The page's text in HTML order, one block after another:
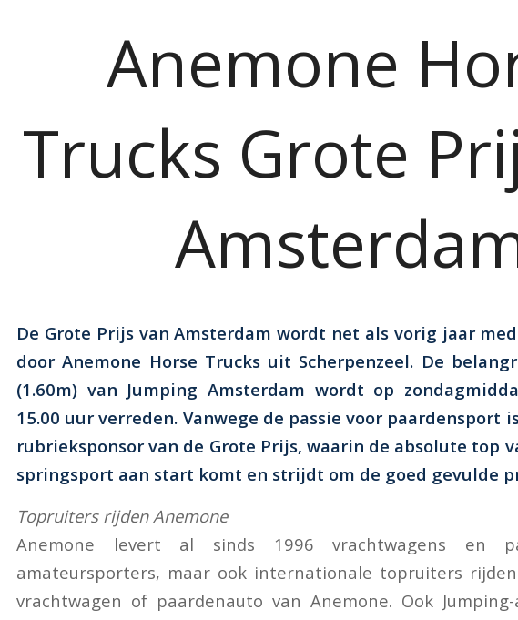
Anemone
Trucks Grote
De Grote Prijs van Amsterdam wordt net als vorig jaar
door Anemone Horse Trucks uit Scherpenzeel. De
(1.60m) van Jumping Amsterdam wordt op
15.00 uur verreden. Vanwege de passie voor paardensport
rubrieksponsor van de Grote Prijs, waarin de absolute top
springsport aan start komt en strijdt om de goed gevulde
Topruiters rijden Anemone
Anemone levert al sinds 1996 vrachtwagens en
amateursporters, maar ook internationale topruiters
vrachtwagen of paardenauto van Anemone. Ook Jumping-